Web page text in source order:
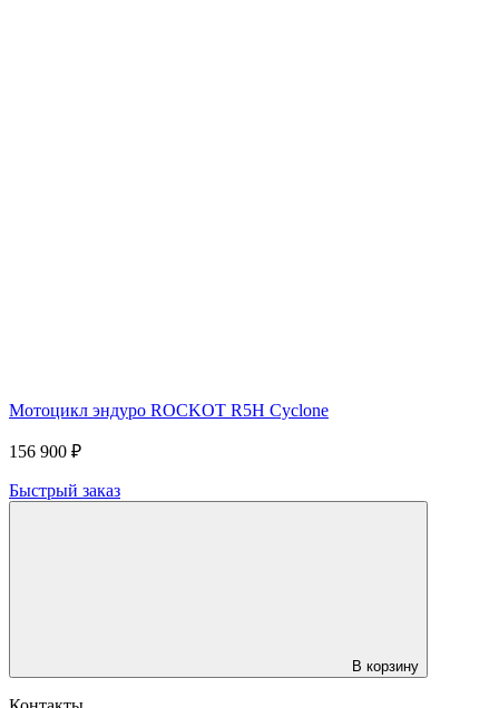
Мотоцикл эндуро ROCKOT R5H Cyclone
156 900 ₽
Быстрый заказ
В корзину